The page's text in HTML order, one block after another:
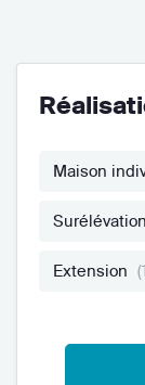
Maison
Surélévation
Extension